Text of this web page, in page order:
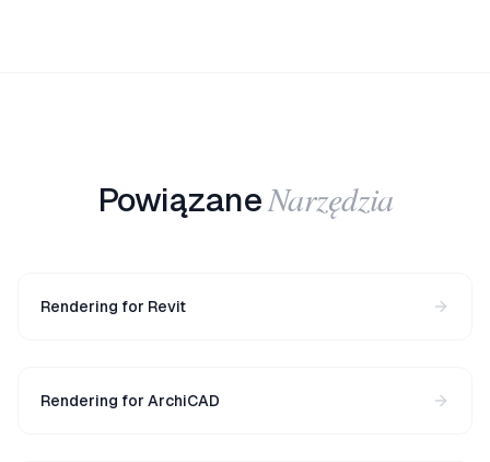
PowiązaneNarzędzia
Rendering for Revit
Rendering for ArchiCAD